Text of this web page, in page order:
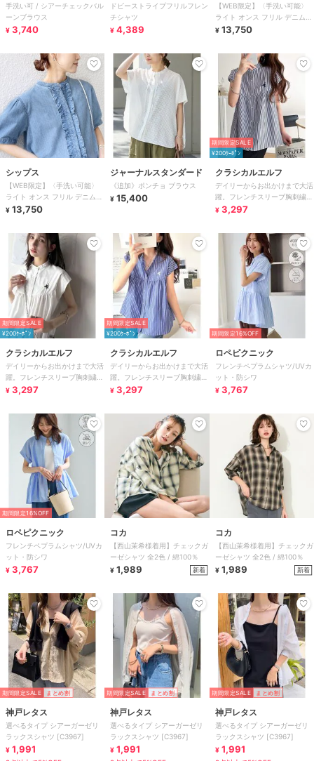
手洗い可 / シアーチェックバル
ーンブラウス
¥ 3,740
レーベル
ドビーストライプフリルフレン
チシャツ
¥ 4,389
【WEB限定】〈手洗い可能〉
ライト オンス フリル デニム
半袖 シャツ
¥ 13,750
シップス
【WEB限定】〈手洗い可能〉
ライト オンス フリル デニム
半袖 シャツ
¥ 13,750
ジャーナルスタンダード
《追加》ポンチョ ブラウス
¥ 15,400
期間限定SALE
¥200ｸｰﾎﾟﾝ
クラシカルエルフ
デイリーからお出かけまで大活
躍。フレンチスリーブ胸刺繍ギ
ャザーシャツ
¥ 3,297
期間限定SALE
¥200ｸｰﾎﾟﾝ
クラシカルエルフ
デイリーからお出かけまで大活
躍。フレンチスリーブ胸刺繍ギ
ャザーシャツ
¥ 3,297
期間限定SALE
¥200ｸｰﾎﾟﾝ
クラシカルエルフ
デイリーからお出かけまで大活
躍。フレンチスリーブ胸刺繍ギ
ャザーシャツ
¥ 3,297
期間限定16%OFF
ロペピクニック
フレンチペプラムシャツ/UVカ
ット・防シワ
¥ 3,767
期間限定16%OFF
ロペピクニック
フレンチペプラムシャツ/UVカ
ット・防シワ
¥ 3,767
コカ
【西山茉希様着用】チェックガ
ーゼシャツ 全2色 / 綿100％
¥ 1,989 新着
コカ
【西山茉希様着用】チェックガ
ーゼシャツ 全2色 / 綿100％
¥ 1,989 新着
期間限定SALE まとめ割
神戸レタス
選べるタイプ シアーガーゼリ
ラックスシャツ [C3967]
¥ 1,991
期間限定SALE まとめ割
神戸レタス
選べるタイプ シアーガーゼリ
ラックスシャツ [C3967]
¥ 1,991
期間限定SALE まとめ割
神戸レタス
選べるタイプ シアーガーゼリ
ラックスシャツ [C3967]
¥ 1,991